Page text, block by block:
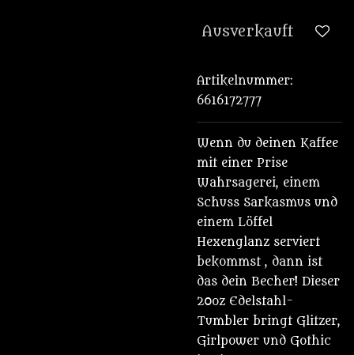
Ausverkauft
Artikelnummer:
6616172777
Wenn du deinen Kaffee
mit einer Prise
Wahrsagerei, einem
Schuss Sarkasmus und
einem Löffel
Hexenglanz serviert
bekommst , dann ist
das dein Becher! Dieser
20oz Edelstahl-
Tumbler bringt Glitzer,
Girlpower und Gothic